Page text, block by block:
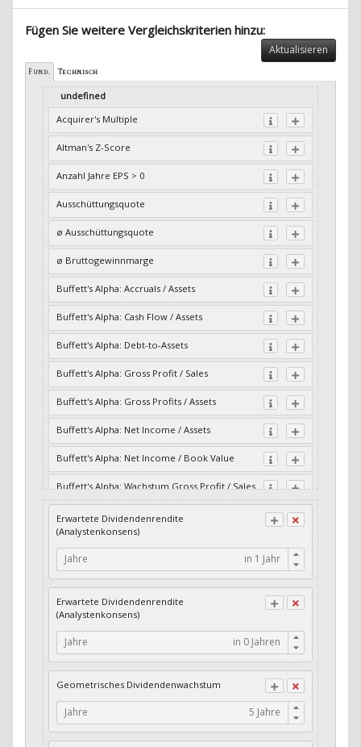
Fügen Sie weitere Vergleichskriterien hinzu:
Aktualisieren
Fund. Technisch
undefined
Acquirer's Multiple
Altman's Z-Score
Anzahl Jahre EPS > 0
Ausschüttungsquote
ø Ausschüttungsquote
ø Bruttogewinnmarge
Buffett's Alpha: Accruals / Assets
Buffett's Alpha: Cash Flow / Assets
Buffett's Alpha: Debt-to-Assets
Buffett's Alpha: Gross Profit / Sales
Buffett's Alpha: Gross Profits / Assets
Buffett's Alpha: Net Income / Assets
Buffett's Alpha: Net Income / Book Value
Buffett's Alpha: Wachstum Gross Profit / Sales
Buffett's Alpha: Wachstum Residual Cash Flow
/ Assets
Buffett's Alpha: Wachstum Residual Gross
Profits / Assets
Income / Assets
Buffett's Alpha: Wachstum Residual Net
Income / Book Value
Cash-Quote
CFO / Interest Expense
Erwartete Dividendenrendite
(Analystenkonsens)
Jahre
Erwartete Dividendenrendite
(Analystenkonsens)
Jahre
Geometrisches Dividendenwachstum
Jahre